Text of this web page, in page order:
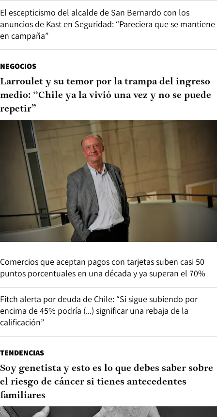
El escepticismo del alcalde de San Bernardo con los
anuncios de Kast en Seguridad: “Pareciera que se mantiene
en campaña”
NEGOCIOS
Larroulet y su temor por la trampa del ingreso
medio: “Chile ya la vivió una vez y no se puede
repetir”
Comercios que aceptan pagos con tarjetas suben casi 50
puntos porcentuales en una década y ya superan el 70%
Fitch alerta por deuda de Chile: “Si sigue subiendo por
encima de 45% podría (...) significar una rebaja de la
calificación”
TENDENCIAS
Soy genetista y esto es lo que debes saber sobre
el riesgo de cáncer si tienes antecedentes
familiares